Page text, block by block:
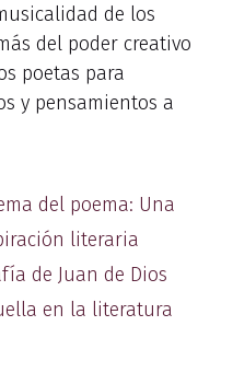
de los
del poder creativo
poetas para
y pensamientos a
del poema: Una
literaria
de Juan de Dios
en la literatura